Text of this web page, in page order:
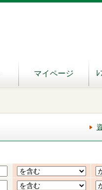
マイページ